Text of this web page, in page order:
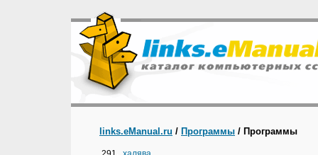
links.eManual.ru / Программы / Программы